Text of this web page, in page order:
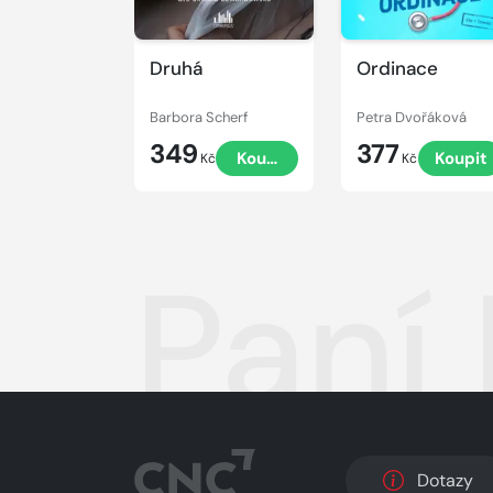
Druhá
Barbora Scherf
349 Kč Koupit
Ordinace
Petra Dvořáková
377 Kč Koupit
Dotazy